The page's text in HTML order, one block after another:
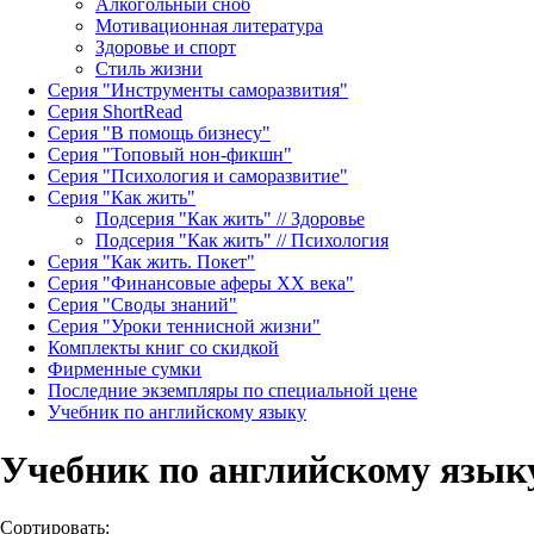
Мотивационная литература
Здоровье и спорт
Стиль жизни
Серия "Инструменты саморазвития"
Серия ShortRead
Серия "В помощь бизнесу"
Серия "Топовый нон-фикшн"
Серия "Психология и саморазвитие"
Серия "Как жить"
Подсерия "Как жить" // Здоровье
Подсерия "Как жить" // Психология
Серия "Как жить. Покет"
Серия "Финансовые аферы XX века"
Серия "Своды знаний"
Серия "Уроки теннисной жизни"
Комплекты книг со скидкой
Фирменные сумки
Последние экземпляры по специальной цене
Учебник по английскому языку
Учебник по английскому
Сортировать: